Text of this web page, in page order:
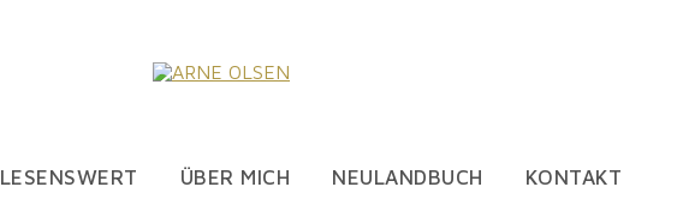
LESENSWERT ÜBER MICH NEULANDBUCH KONTAKT